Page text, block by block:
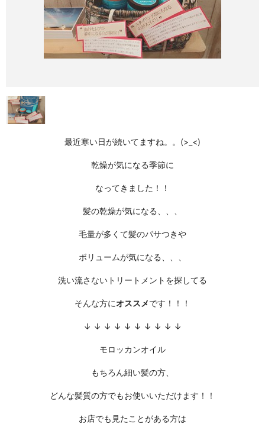
最近寒い日が続いてますね。。(>_<)
乾燥が気になる季節に
なってきました！！
髪の乾燥が気になる、、、
毛量が多くて髪のパサつきや
ボリュームが気になる、、、
洗い流さない トリートメント を探してる
そんな方にオススメです！！！
↓ ↓ ↓ ↓ ↓ ↓ ↓ ↓ ↓ ↓
モロッカンオイル
もちろん細い髪の方、
どんな髪質の方でもお使いいただけます！！
お店でも見たことがある方は